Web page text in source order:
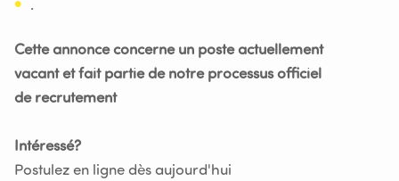
.
Cette annonce concerne un poste actuellement
vacant et fait partie de notre processus officiel
de recrutement
Intéressé?
Postulez en ligne dès aujourd'hui